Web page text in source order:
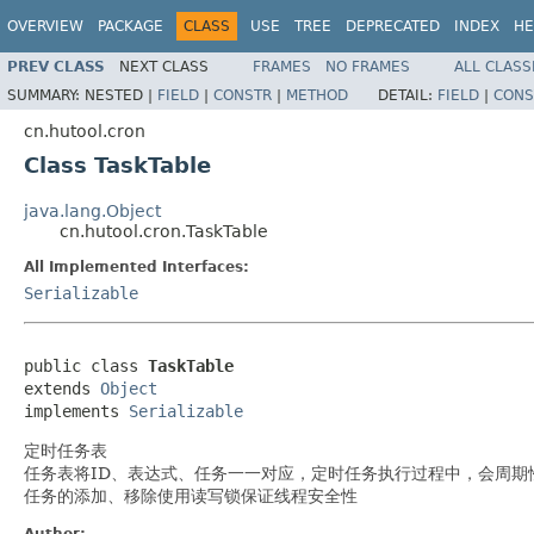
OVERVIEW PACKAGE CLASS USE TREE DEPRECATED INDEX
PREV CLASS NEXT CLASS FRAMES NO FRAMES
ALL
SUMMARY: NESTED | FIELD | CONSTR | METHOD DETAIL: FIELD |
cn.hutool.cron
Class TaskTable
java.lang.Object
cn.hutool.cron.TaskTable
All Implemented Interfaces:
Serializable
public class TaskTable
extends Object
implements Serializable
定时任务表
任务表将ID、表达式、任务一一对应，定时任务执行过程中，会周
任务的添加、移除使用读写锁保证线程安全性